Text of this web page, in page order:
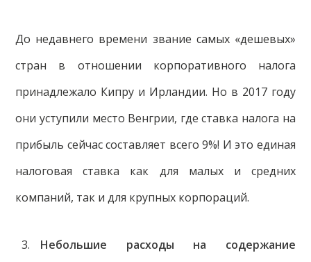
До недавнего времени звание самых «дешевых»
стран в отношении корпоративного налога
принадлежало Кипру и Ирландии. Но в 2017 году
они уступили место Венгрии, где ставка налога на
прибыль сейчас составляет всего 9%! И это единая
налоговая ставка как для малых и средних
компаний, так и для крупных корпораций.
Небольшие расходы на содержание